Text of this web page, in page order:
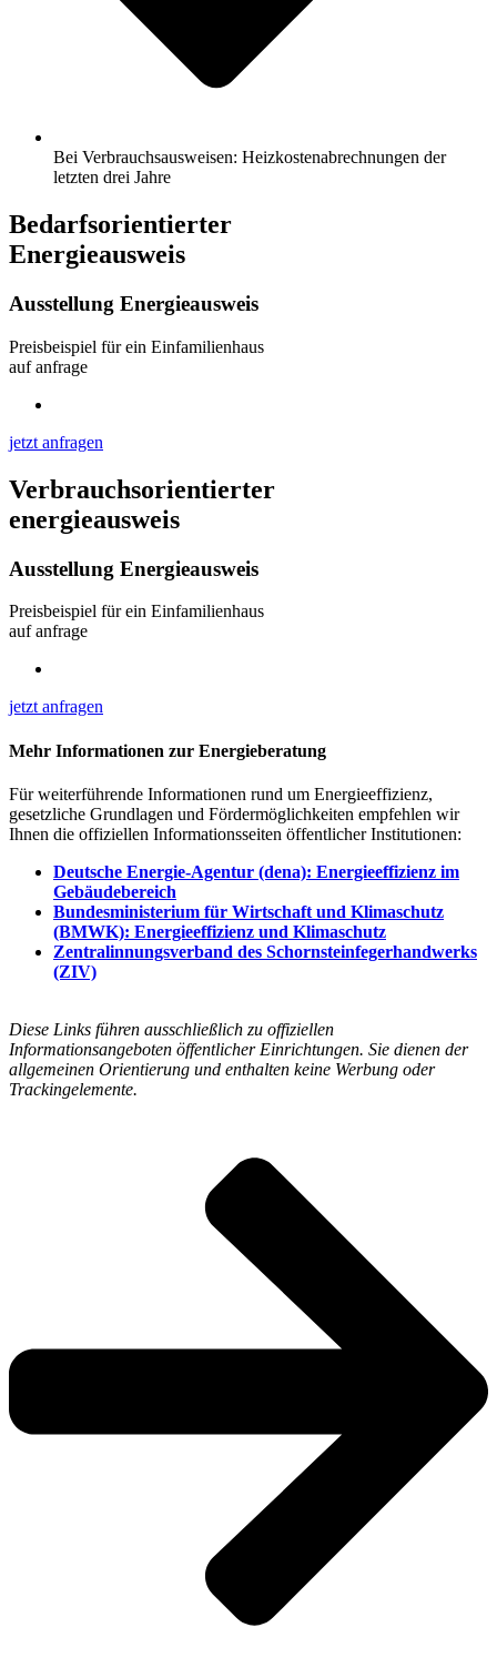
Bei Verbrauchsausweisen: Heizkostenabrechnungen der
letzten drei Jahre
Bedarfsorientierter
Energieausweis
Ausstellung Energieausweis
Preisbeispiel für ein Einfamilienhaus
auf anfrage
jetzt anfragen
Verbrauchsorientierter
energieausweis
Ausstellung Energieausweis
Preisbeispiel für ein Einfamilienhaus
auf anfrage
jetzt anfragen
Mehr Informationen zur Energieberatung
Für weiterführende Informationen rund um Energieeffizienz,
gesetzliche Grundlagen und Fördermöglichkeiten empfehlen wir
Ihnen die offiziellen Informationsseiten öffentlicher Institutionen:
Deutsche Energie-Agentur (dena): Energieeffizienz im
Gebäudebereich
Bundesministerium für Wirtschaft und Klimaschutz
(BMWK): Energieeffizienz und Klimaschutz
Zentralinnungsverband des Schornsteinfegerhandwerks
(ZIV)
Diese Links führen ausschließlich zu offiziellen
Informationsangeboten öffentlicher Einrichtungen. Sie dienen der
allgemeinen Orientierung und enthalten keine Werbung oder
Trackingelemente.